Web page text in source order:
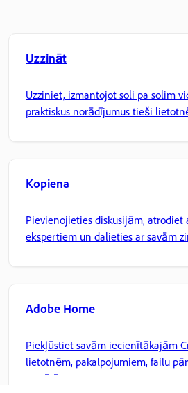
Uzzināt
Uzziniet, izmantojot soli pa solim
praktiskus norādījumus tieši
Kopiena
Pievienojieties diskusijām, atrodiet
ekspertiem un dalieties ar savām
Adobe Home
Piekļūstiet savām iecienītākajām
lietotnēm, pakalpojumiem, failu
iespējām.